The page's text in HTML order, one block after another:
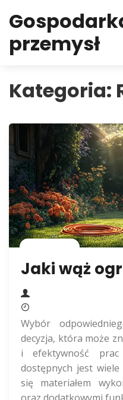
przemysł
Kategoria:
Jaki wąż
Wybór
decyzja, która może
i efektywność
dostępnych jest
się materiałem